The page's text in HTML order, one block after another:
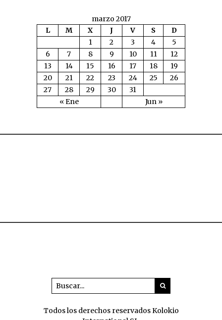
marzo 2017
L
M X J V S D
« Ene Jun »
1 2 3 4
5
6
7 8 9 10 11
12
13
14 15 16 17 18
19
20
21 22 23 24 25
26
27
28 29 30 31
Todos los derechos reservados Kolokio